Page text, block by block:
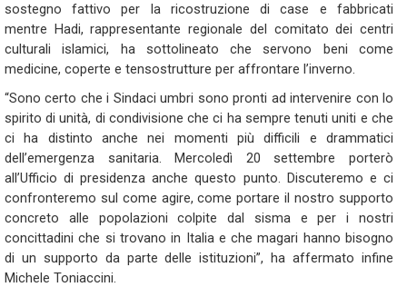
sostegno fattivo per la ricostruzione di case e fabbricati
mentre Hadi, rappresentante regionale del comitato dei centri
culturali islamici, ha sottolineato che servono beni come
medicine, coperte e tensostrutture per affrontare l’inverno.
“Sono certo che i Sindaci umbri sono pronti ad intervenire con lo
spirito di unità, di condivisione che ci ha sempre tenuti uniti e che
ci ha distinto anche nei momenti più difficili e drammatici
dell’emergenza sanitaria. Mercoledì 20 settembre porterò
all’Ufficio di presidenza anche questo punto. Discuteremo e ci
confronteremo sul come agire, come portare il nostro supporto
concreto alle popolazioni colpite dal sisma e per i nostri
concittadini che si trovano in Italia e che magari hanno bisogno
di un supporto da parte delle istituzioni”, ha affermato infine
Michele Toniaccini.